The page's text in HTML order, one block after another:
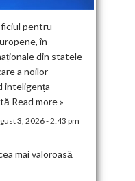
pentru
în
din statele
a noilor
inteligența
Read more »
3, 2026 - 2:43 pm
mai valoroasă